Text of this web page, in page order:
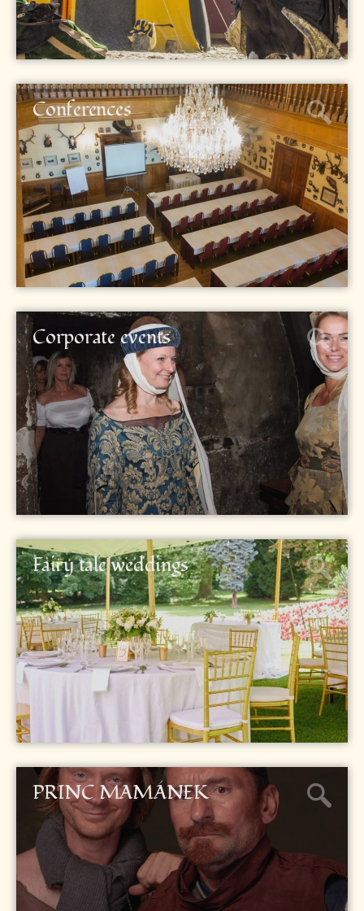
Conferences
Corporate events
Fairy tale weddings
PRINC MAMÁNEK